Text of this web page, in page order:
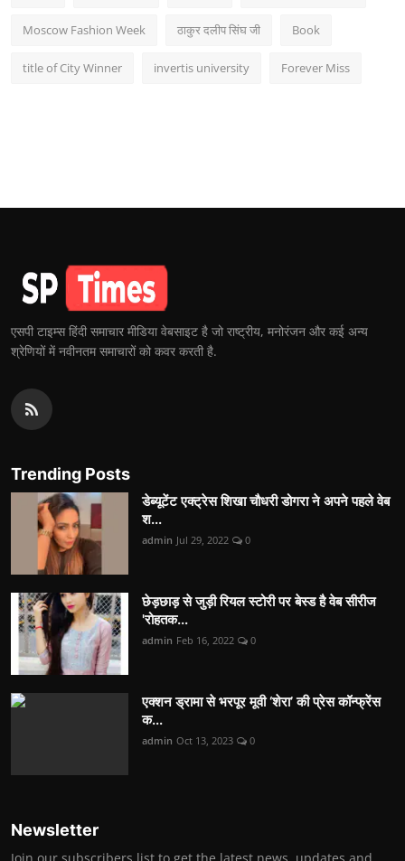
Moscow Fashion Week ठाकुर दलीप सिंघ जी Book
title of City Winner invertis university Forever Miss
एसपी टाइम्स हिंदी समाचार मीडिया वेबसाइट है जो राष्ट्रीय, मनोरंजन और कई अन्य
श्रेणियों में नवीनतम समाचारों को कवर करती है.
Trending Posts
डेब्यूटेंट एक्ट्रेस शिखा चौधरी डोगरा ने अपने पहले वेब
श...
admin Jul 29, 2022 0
छेड़छाड़ से जुड़ी रियल स्टोरी पर बेस्ड है वेब सीरीज
'रोहतक...
admin Feb 16, 2022 0
एक्शन ड्रामा से भरपूर मूवी ‘शेरा’ की प्रेस कॉन्फ्रेंस
क...
admin Oct 13, 2023 0
Newsletter